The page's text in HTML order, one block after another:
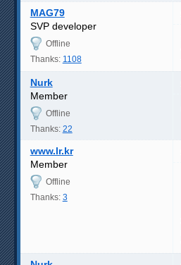
MAG79
SVP developer
Offline
Thanks: 1108
Nurk
Member
Offline
Thanks: 22
www.lr.kr
Member
Offline
Thanks: 3